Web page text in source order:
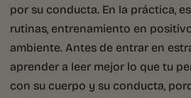
por su conducta. En la práctica,
rutinas, entrenamiento en
ambiente. Antes de entrar en
aprender a leer mejor lo que tu
con su cuerpo y su conducta,